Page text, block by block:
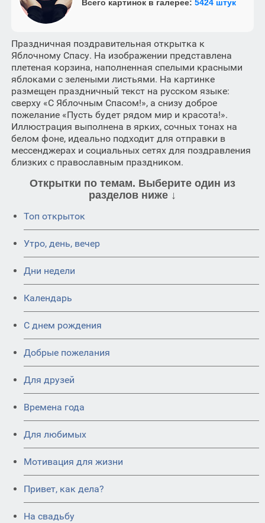
Всего картинок в галерее: 5424 штук
Праздничная поздравительная открытка к
Яблочному Спасу. На изображении представлена
плетеная корзина, наполненная спелыми красными
яблоками с зелеными листьями. На картинке
размещен праздничный текст на русском языке:
сверху «С Яблочным Спасом!», а снизу доброе
пожелание «Пусть будет рядом мир и красота!».
Иллюстрация выполнена в ярких, сочных тонах на
белом фоне, идеально подходит для отправки в
мессенджерах и социальных сетях для поздравления
близких с православным праздником.
Открытки по темам. Выберите один из
разделов ниже ↓
Топ открыток
Утро, день, вечер
Дни недели
Календарь
C днем рождения
Добрые пожелания
Для друзей
Времена года
Для любимых
Мотивация для жизни
Привет, как дела?
На свадьбу